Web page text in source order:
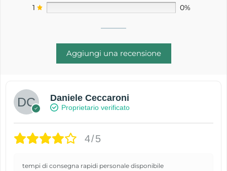
1
0%
Aggiungi una recensione
Daniele Ceccaroni
Proprietario verificato
4/5
tempi di consegna rapidi personale disponibile